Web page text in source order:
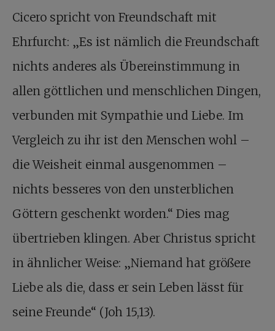
Cicero spricht von Freundschaft mit
Ehrfurcht: „Es ist nämlich die Freundschaft
nichts anderes als Übereinstimmung in
allen göttlichen und menschlichen Dingen,
verbunden mit Sympathie und Liebe. Im
Vergleich zu ihr ist den Menschen wohl –
die Weisheit einmal ausgenommen –
nichts besseres von den unsterblichen
Göttern geschenkt worden.“ Dies mag
übertrieben klingen. Aber Christus spricht
in ähnlicher Weise: „Niemand hat größere
Liebe als die, dass er sein Leben lässt für
seine Freunde“ (Joh 15,13).